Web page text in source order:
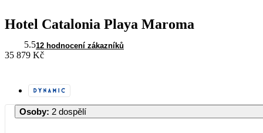
Hotel Catalonia Playa Maroma
5.512 hodnocení zákazníků
35 879 Kč
Osoby: 2 dospělí